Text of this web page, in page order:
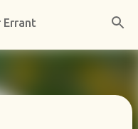
principal
Errant